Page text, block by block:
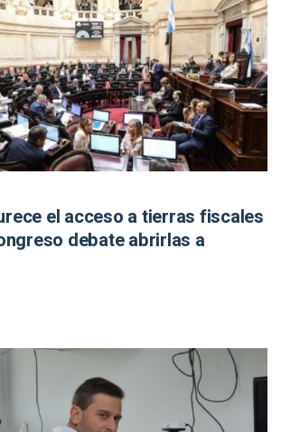
el acceso a tierras fiscales
debate abrirlas a